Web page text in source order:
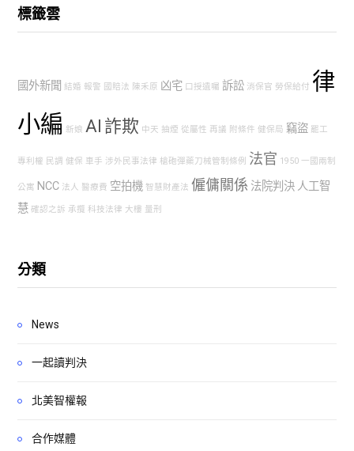
標籤雲
國外新聞 結婚 報警 國賠法 陳禾原 凶宅 口授遺囑 訴訟 消保官 勞保給付 律
小編 新娘 AI 詐欺 中天 抽煙 從屬性 再議 附條件 健保局 竊盜 罷工
專利權 民調 健保 車手 涉外民事法律 槍砲彈藥刀械管制條例 法官 1950 一國兩制
公寓 NCC 法人 醫療費 空拍機 智慧財產法 僱傭關係 法院判決 人工智
慧 確認之訴 承攬 科技法律 大樓 量刑
分類
News
一起讀判決
北美智權報
合作媒體